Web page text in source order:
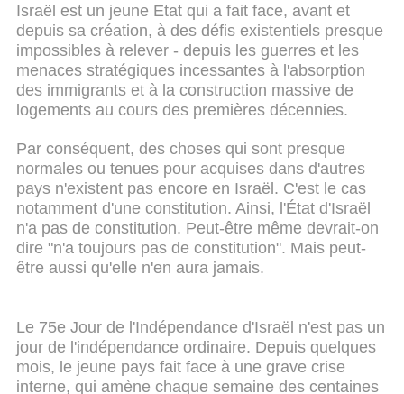
Israël est un jeune Etat qui a fait face, avant et
depuis sa création, à des défis existentiels presque
impossibles à relever - depuis les guerres et les
menaces stratégiques incessantes à l'absorption
des immigrants et à la construction massive de
logements au cours des premières décennies.
Par conséquent, des choses qui sont presque
normales ou tenues pour acquises dans d'autres
pays n'existent pas encore en Israël. C'est le cas
notamment d'une constitution. Ainsi, l'État d'Israël
n'a pas de constitution. Peut-être même devrait-on
dire "n'a toujours pas de constitution". Mais peut-
être aussi qu'elle n'en aura jamais.
Le 75e Jour de l'Indépendance d'Israël n'est pas un
jour de l'indépendance ordinaire. Depuis quelques
mois, le jeune pays fait face à une grave crise
interne, qui amène chaque semaine des centaines